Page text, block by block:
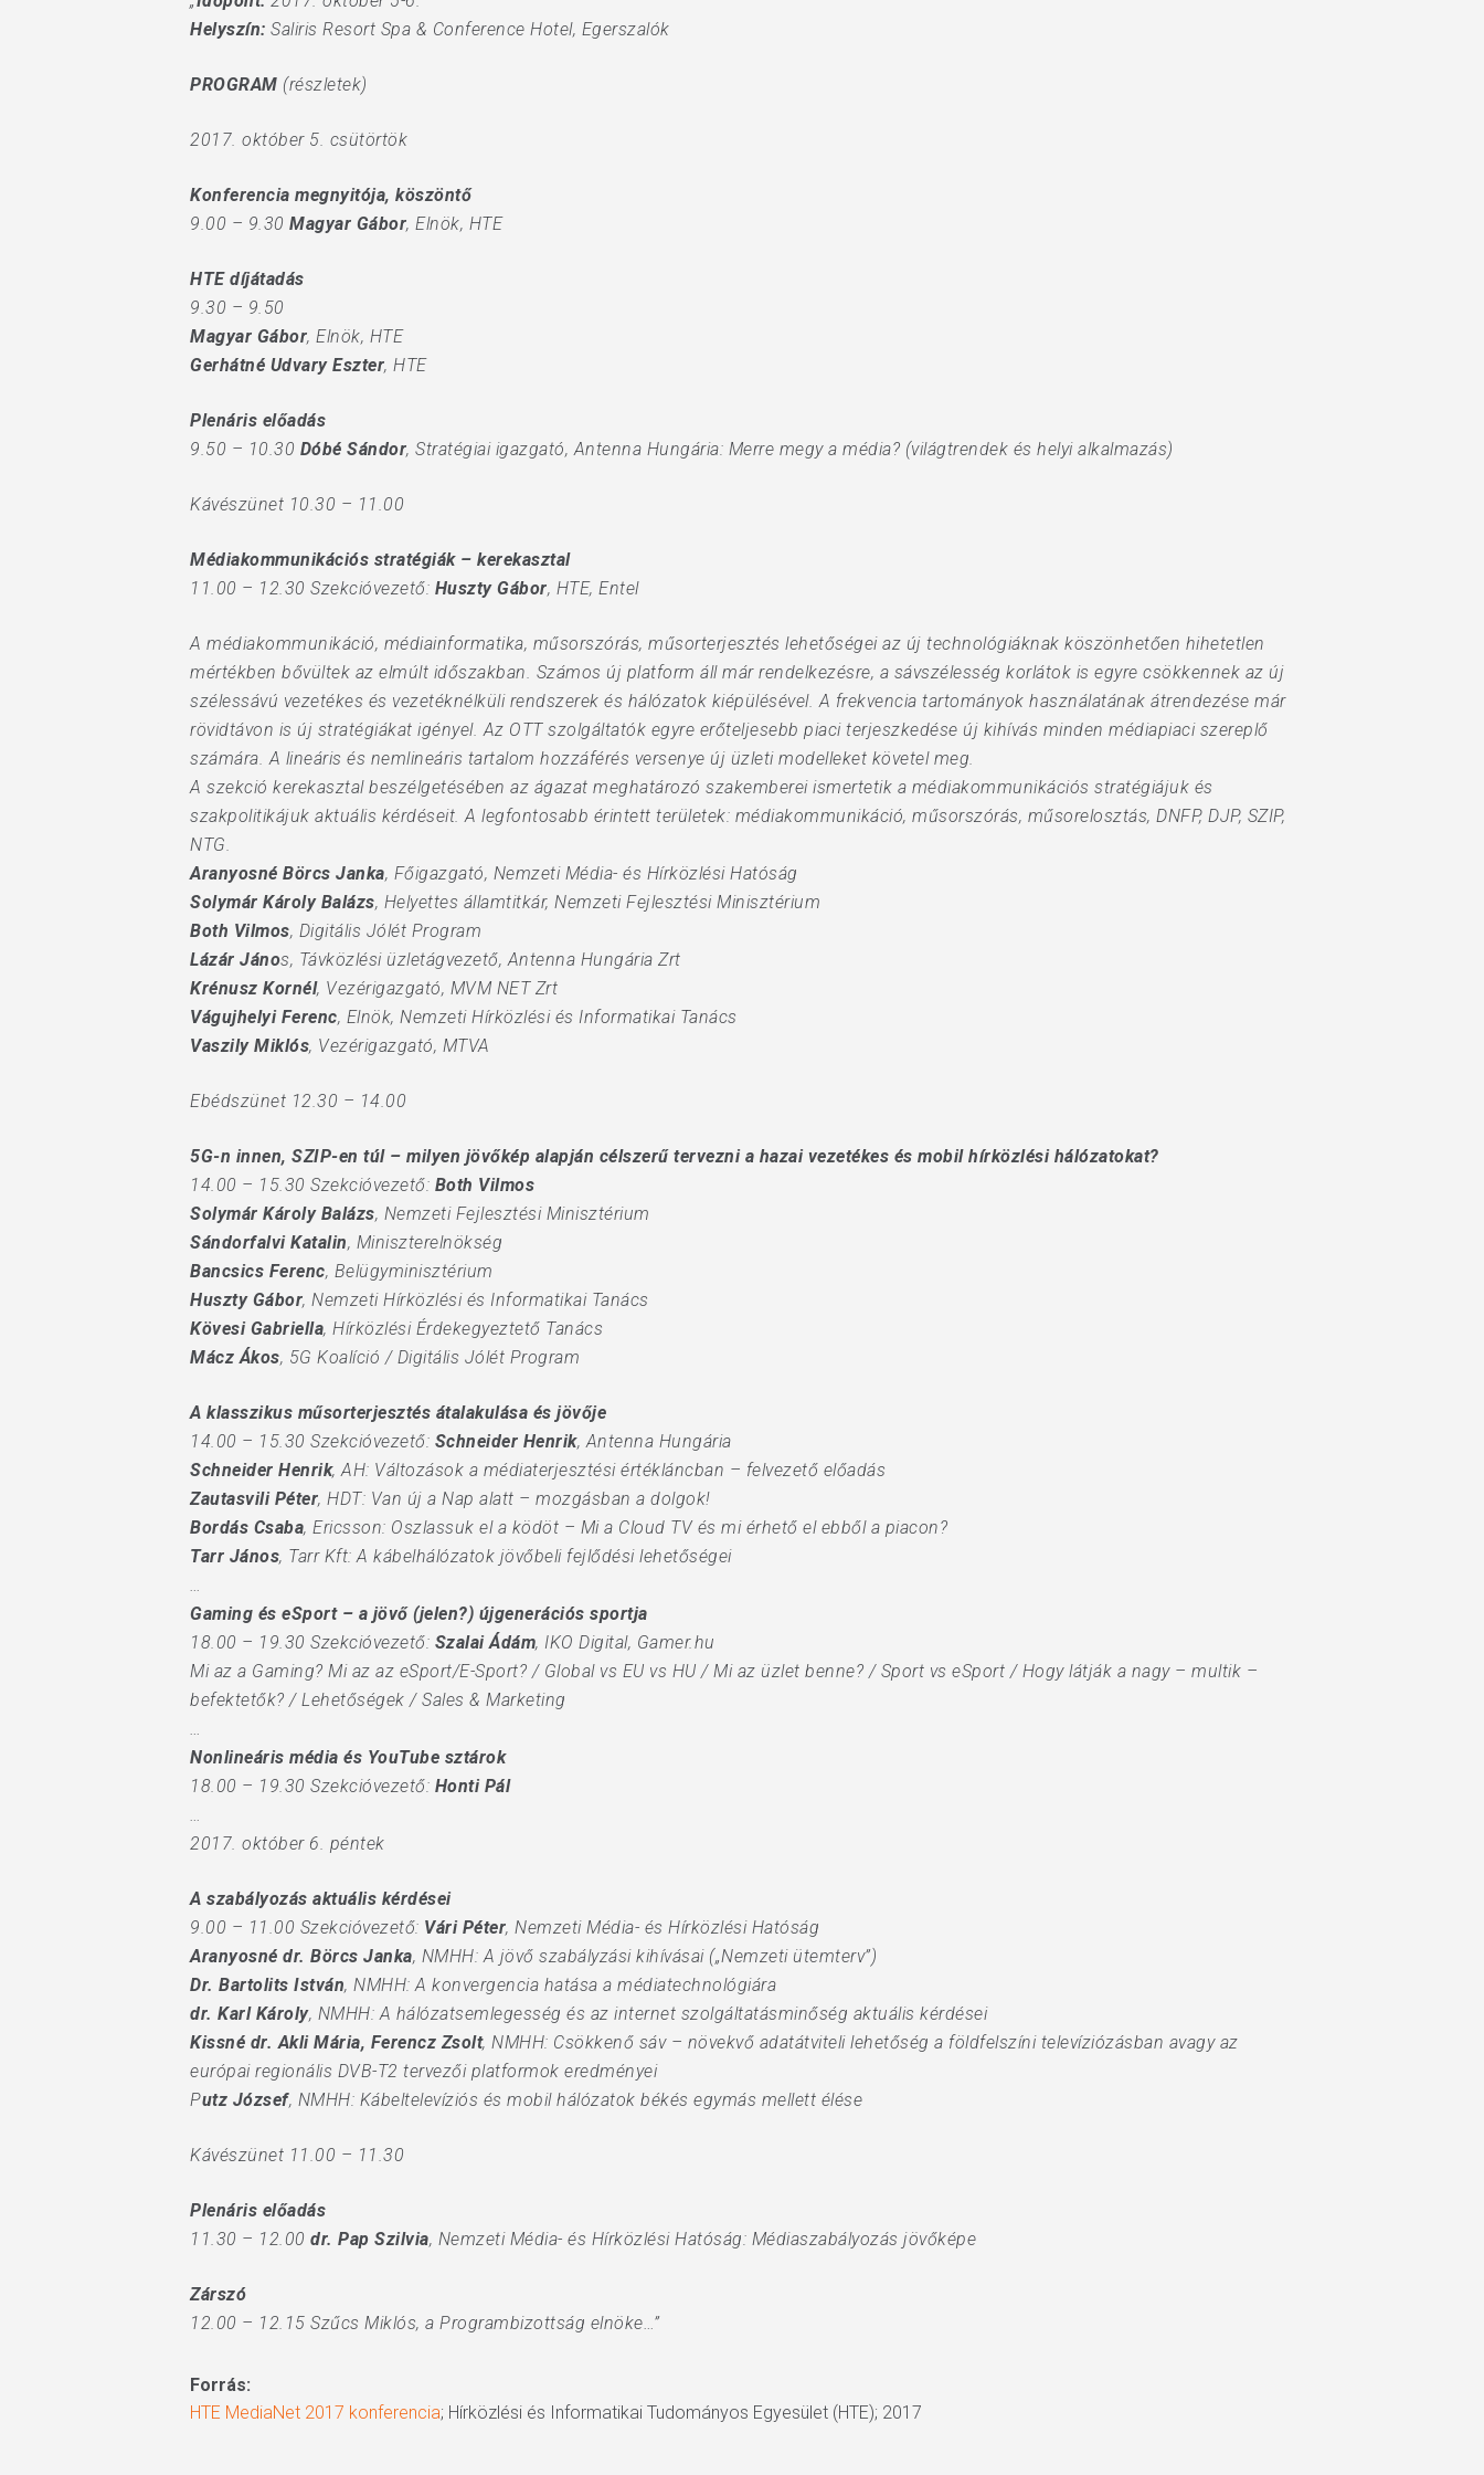
Hit enter to search or ESC to close
Helyszín: Saliris Resort Spa & Conference Hotel, Egerszalók
PROGRAM (részletek)
2017. október 5. csütörtök
Konferencia megnyitója, köszöntő
9.00 – 9.30 Magyar Gábor, Elnök, HTE
HTE díjátadás
9.30 – 9.50
Magyar Gábor, Elnök, HTE
Gerhátné Udvary Eszter, HTE
Plenáris előadás
9.50 – 10.30 Dóbé Sándor, Stratégiai igazgató, Antenna Hungária: Merre megy a média? (világtrendek és helyi alkalmazás)
Kávészünet 10.30 – 11.00
Médiakommunikációs stratégiák – kerekasztal
11.00 – 12.30 Szekcióvezető: Huszty Gábor, HTE, Entel
A médiakommunikáció, médiainformatika, műsorszórás, műsorterjesztés lehetőségei az új technológiáknak köszönhetően hihetetlen
mértékben bővültek az elmúlt időszakban. Számos új platform áll már rendelkezésre, a sávszélesség korlátok is egyre csökkennek az új
szélessávú vezetékes és vezetéknélküli rendszerek és hálózatok kiépülésével. A frekvencia tartományok használatának átrendezése már
rövidtávon is új stratégiákat igényel. Az OTT szolgáltatók egyre erőteljesebb piaci terjeszkedése új kihívás minden médiapiaci szereplő
számára. A lineáris és nemlineáris tartalom hozzáférés versenye új üzleti modelleket követel meg.
A szekció kerekasztal beszélgetésében az ágazat meghatározó szakemberei ismertetik a médiakommunikációs stratégiájuk és
szakpolitikájuk aktuális kérdéseit. A legfontosabb érintett területek: médiakommunikáció, műsorszórás, műsorelosztás, DNFP, DJP, SZIP,
NTG.
Aranyosné Börcs Janka, Főigazgató, Nemzeti Média- és Hírközlési Hatóság
Solymár Károly Balázs, Helyettes államtitkár, Nemzeti Fejlesztési Minisztérium
Both Vilmos, Digitális Jólét Program
Lázár János, Távközlési üzletágvezető, Antenna Hungária Zrt
Krénusz Kornél, Vezérigazgató, MVM NET Zrt
Vágujhelyi Ferenc, Elnök, Nemzeti Hírközlési és Informatikai Tanács
Vaszily Miklós, Vezérigazgató, MTVA
Ebédszünet 12.30 – 14.00
5G-n innen, SZIP-en túl – milyen jövőkép alapján célszerű tervezni a hazai vezetékes és mobil hírközlési hálózatokat?
14.00 – 15.30 Szekcióvezető: Both Vilmos
Solymár Károly Balázs, Nemzeti Fejlesztési Minisztérium
Sándorfalvi Katalin, Miniszterelnökség
Bancsics Ferenc, Belügyminisztérium
Huszty Gábor, Nemzeti Hírközlési és Informatikai Tanács
Kövesi Gabriella, Hírközlési Érdekegyeztető Tanács
Mácz Ákos, 5G Koalíció / Digitális Jólét Program
A klasszikus műsorterjesztés átalakulása és jövője
14.00 – 15.30 Szekcióvezető: Schneider Henrik, Antenna Hungária
Schneider Henrik, AH: Változások a médiaterjesztési értékláncban – felvezető előadás
Zautasvili Péter, HDT: Van új a Nap alatt – mozgásban a dolgok!
Bordás Csaba, Ericsson: Oszlassuk el a ködöt – Mi a Cloud TV és mi érhető el ebből a piacon?
Tarr János, Tarr Kft: A kábelhálózatok jövőbeli fejlődési lehetőségei
…
Gaming és eSport – a jövő (jelen?) újgenerációs sportja
18.00 – 19.30 Szekcióvezető: Szalai Ádám, IKO Digital, Gamer.hu
Mi az a Gaming? Mi az az eSport/E-Sport? / Global vs EU vs HU / Mi az üzlet benne? / Sport vs eSport / Hogy látják a nagy – multik –
befektetők? / Lehetőségek / Sales & Marketing
…
Nonlineáris média és YouTube sztárok
18.00 – 19.30 Szekcióvezető: Honti Pál
…
2017. október 6. péntek
A szabályozás aktuális kérdései
9.00 – 11.00 Szekcióvezető: Vári Péter, Nemzeti Média- és Hírközlési Hatóság
Aranyosné dr. Börcs Janka, NMHH: A jövő szabályzási kihívásai („Nemzeti ütemterv”)
Dr. Bartolits István, NMHH: A konvergencia hatása a médiatechnológiára
dr. Karl Károly, NMHH: A hálózatsemlegesség és az internet szolgáltatásminőség aktuális kérdései
Kissné dr. Akli Mária, Ferencz Zsolt, NMHH: Csökkenő sáv – növekvő adatátviteli lehetőség a földfelszíni televíziózásban avagy az
európai regionális DVB-T2 tervezői platformok eredményei
Putz József, NMHH: Kábeltelevíziós és mobil hálózatok békés egymás mellett élése
Kávészünet 11.00 – 11.30
Plenáris előadás
11.30 – 12.00 dr. Pap Szilvia, Nemzeti Média- és Hírközlési Hatóság: Médiaszabályozás jövőképe
Zárszó
12.00 – 12.15 Szűcs Miklós, a Programbizottság elnöke…”
Forrás:
HTE MediaNet 2017 konferencia; Hírközlési és Informatikai Tudományos Egyesület (HTE); 2017